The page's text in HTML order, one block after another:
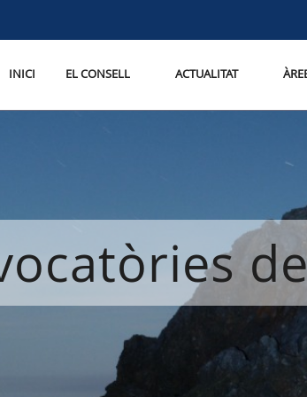
INICI EL CONSELL ACTUALITAT